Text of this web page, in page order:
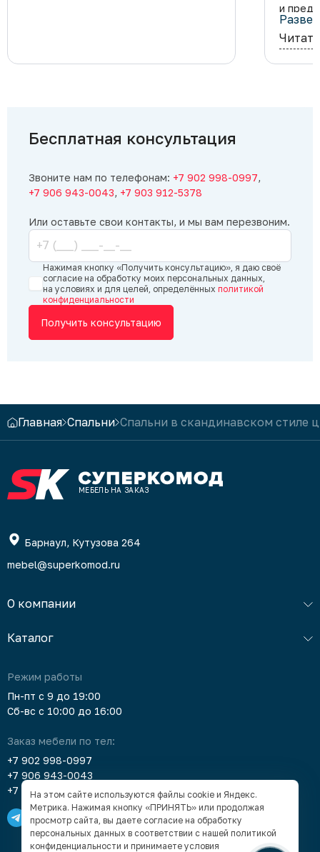
и
не
Рады,
Сергею
Бесплатная консультация
Звоните нам по телефонам: +7 902 998-0997,
+7 906 943-0043, +7 903 912-5378
Или оставьте свои контакты, и мы вам перезвоним.
Нажимая кнопку «Получить консультацию», я даю своё
согласие на обработку моих персональных данных,
на условиях и для целей, определённых политикой
конфиденциальности
Получить консультацию
Главная Спальни Спальни в скандинавском стиле
МЕБЕЛЬ НА ЗАКАЗ
Барнаул, Кутузова 264
mebel@superkomod.ru
О компании
Каталог
Режим работы
Пн-пт с 9 до 19:00
Сб-вс с 10:00 до 16:00
Заказ мебели по тел:
+7 902 998-0997
+7 906 943-0043
+7 903 912-5378
На этом сайте используются файлы cookie и Яндекс.
Метрика. Нажимая кнопку «ПРИНЯТЬ» или продолжая
просмотр сайта, вы даете согласие на обработку
персональных данных в соответствии с нашей политикой
конфиденциальности и принимаете условия